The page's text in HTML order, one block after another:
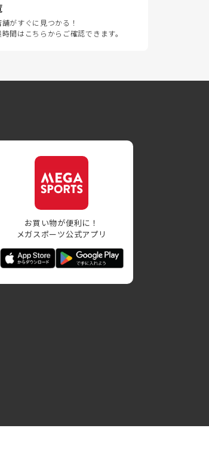
がすぐに見つかる！
間はこちらからご確認できます。
お買い物が便利に！
メガスポーツ公式アプリ